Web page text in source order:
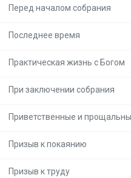
Перед началом собрания
Последнее время
Практическая жизнь с Богом
При заключении собрания
Приветственные и
Призыв к покаянию
Призыв к труду